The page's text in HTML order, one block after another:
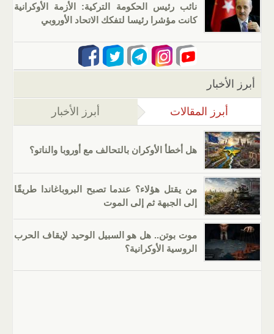
نائب رئيس الحكومة التركية: الأزمة الأوكرانية
كانت مؤشرا رئيسا لتفكك الاتحاد الأوروبي
أبرز الأخبار
أبرز المقالات (علامة التبويب النشطة)
أبرز الأخبار
هل أخطأ الأوكران بالتحالف مع أوروبا والناتو؟
من يقتل هؤلاء؟ عندما تصبح البروباغاندا طريقًا
إلى الجبهة ثم إلى الموت
موت بوتن.. هل هو السبيل الوحيد لإيقاف الحرب
الروسية الأوكرانية؟